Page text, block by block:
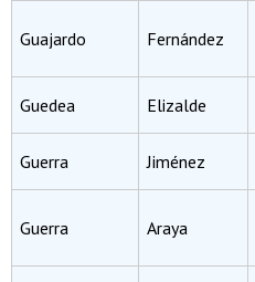
Guajardo Fernández
Guedea Elizalde
Guerra Jiménez
Guerra Araya